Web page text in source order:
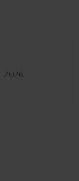
02 apr. 2025